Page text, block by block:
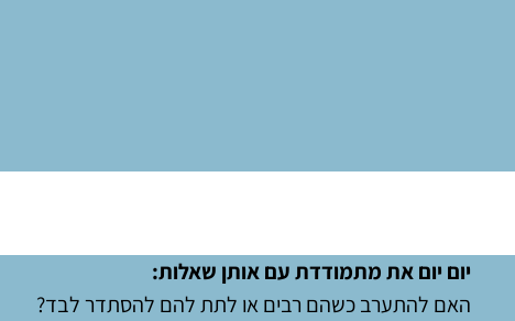
יום יום את מתמודדת עם אותן שאלות:
האם להתערב כשהם רבים או לתת להם להסתדר לבד?